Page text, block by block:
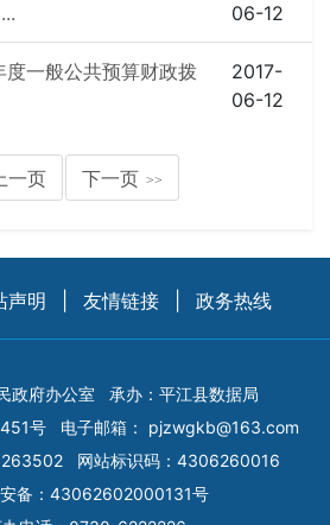
06-12
一般公共预算财政拨
2017-
06-12
一页 下一页 >>
声明 友情链接 政务热线
政府办公室
承办：平江县数据局
号 电子邮箱： pjzwgkb@163.com
网站标识码：4306260016
备：43062602000131号